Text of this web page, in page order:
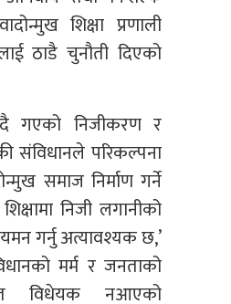
शिक्षा प्रणाली
ठाडै चुनौती दिएको
गएको निजीकरण र
संविधानले परिकल्पना
समाज निर्माण गर्ने
निजी लगानीको
गर्नु अत्यावश्यक छ,’
मर्म र जनताको
विधेयक नआएको